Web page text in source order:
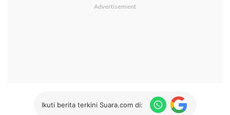
Ikuti berita terkini Suara.com di: